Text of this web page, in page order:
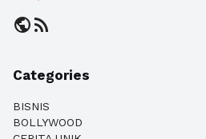
publicrss_feed
Categories
BISNIS
BOLLYWOOD